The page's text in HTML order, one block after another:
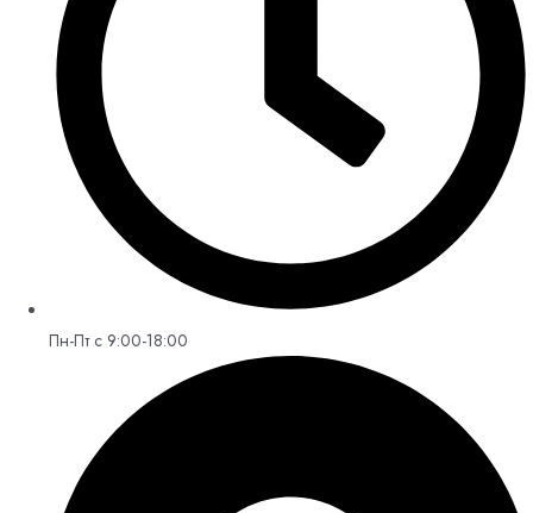
Пн-Пт с 9:00-18:00